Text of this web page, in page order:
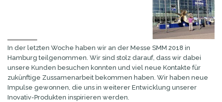
In der letzten Woche haben wir an der Messe SMM 2018 in
Hamburg teilgenommen. Wir sind stolz darauf, dass wir dabei
unsere Kunden besuchen konnten und viel neue Kontakte für
zukünftige Zussamenarbeit bekommen haben. Wir haben neue
Impulse gewonnen, die uns in weiterer Entwicklung unserer
Inovativ-Produkten inspirieren werden.